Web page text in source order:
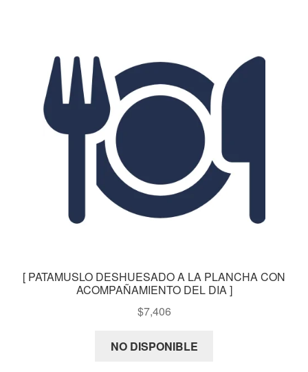
[ PATAMUSLO DESHUESADO A LA PLANCHA CON
ACOMPAÑAMIENTO DEL DIA ]
$7,406
NO DISPONIBLE